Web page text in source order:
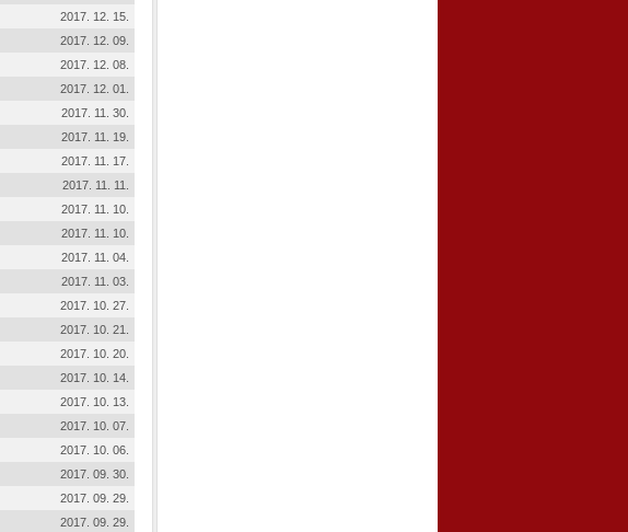
2017. 12. 15.
2017. 12. 09.
2017. 12. 08.
2017. 12. 01.
2017. 11. 30.
2017. 11. 19.
2017. 11. 17.
2017. 11. 11.
2017. 11. 10.
2017. 11. 10.
2017. 11. 04.
2017. 11. 03.
2017. 10. 27.
2017. 10. 21.
2017. 10. 20.
2017. 10. 14.
2017. 10. 13.
2017. 10. 07.
2017. 10. 06.
2017. 09. 30.
2017. 09. 29.
2017. 09. 29.